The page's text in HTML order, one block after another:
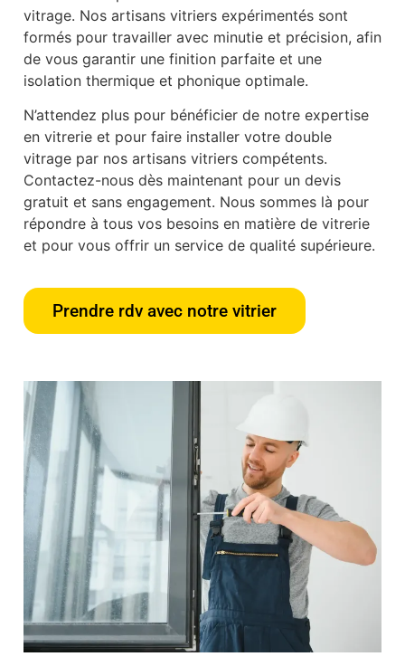
vitrage. Nos artisans vitriers expérimentés sont
formés pour travailler avec minutie et précision, afin
de vous garantir une finition parfaite et une
isolation thermique et phonique optimale.
N’attendez plus pour bénéficier de notre expertise
en vitrerie et pour faire installer votre double
vitrage par nos artisans vitriers compétents.
Contactez-nous dès maintenant pour un devis
gratuit et sans engagement. Nous sommes là pour
répondre à tous vos besoins en matière de vitrerie
et pour vous offrir un service de qualité supérieure.
Prendre rdv avec notre vitrier